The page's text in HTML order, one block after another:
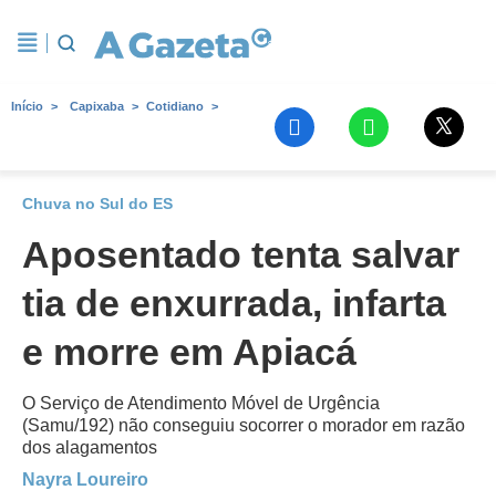
Início Capixaba Cotidiano
Chuva no Sul do ES
Aposentado tenta salvar
tia de enxurrada, infarta
e morre em Apiacá
O Serviço de Atendimento Móvel de Urgência
(Samu/192) não conseguiu socorrer o morador em razão
dos alagamentos
Nayra Loureiro